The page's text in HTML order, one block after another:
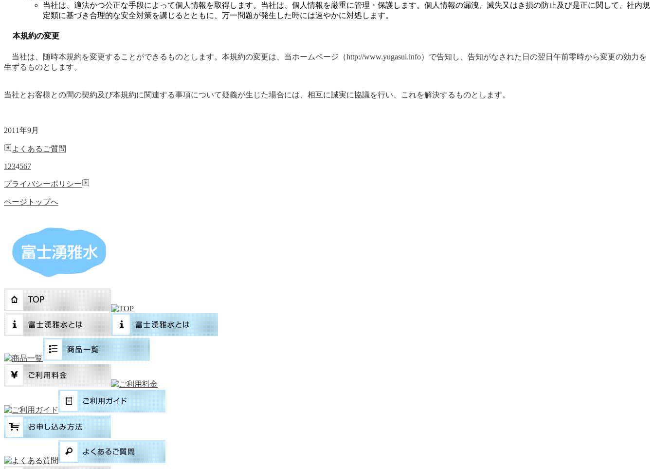
当社は、適法かつ公正な手段によって個人情報を取得します。当社は、個人情報を厳重に管理・保護します。個人情報の漏洩、滅失又はき損の防止及び是正に関して、社内規
定類に基づき合理的な安全対策を講じるとともに、万一問題が発生した時には速やかに対処します。
本規約の変更
当社は、随時本規約を変更することができるものとします。本規約の変更は、当ホームページ（http://www.yugasui.info）で告知し、告知がなされた日の翌日午前零時から変更の効力を
生ずるものとします。
当社とお客様との間の契約及び本規約に関連する事項について疑義が生じた場合には、相互に誠実に協議を行い、これを解決するものとします。
2011年9月
よくあるご質問
1 234567
プライバシーポリシー
ページトップへ